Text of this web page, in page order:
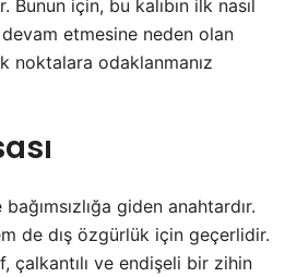
için, bu kalıbın ilk nasıl
devam etmesine neden olan
odaklanmanız
giden anahtardır.
de dış özgürlük için geçerlidir.
çalkantılı ve endişeli bir zihin